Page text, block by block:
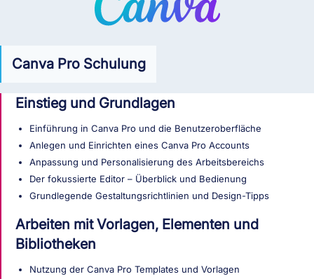
Canva Pro Schulung
Einstieg und Grundlagen
Einführung in Canva Pro und die Benutzeroberfläche
Anlegen und Einrichten eines Canva Pro Accounts
Anpassung und Personalisierung des Arbeitsbereichs
Der fokussierte Editor – Überblick und Bedienung
Grundlegende Gestaltungsrichtlinien und Design-Tipps
Arbeiten mit Vorlagen, Elementen und
Bibliotheken
Nutzung der Canva Pro Templates und Vorlagen